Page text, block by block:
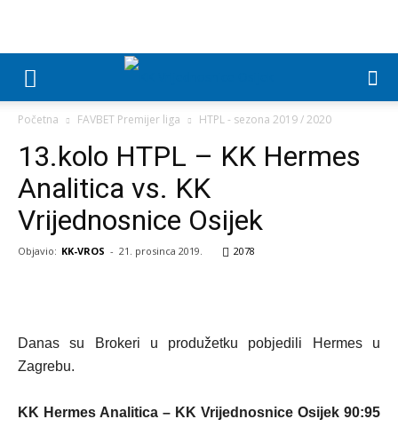
Početna FAVBET Premijer liga HTPL - sezona 2019 / 2020
13.kolo HTPL – KK Hermes
Analitica vs. KK
Vrijednosnice Osijek
Objavio: KK-VROS - 21. prosinca 2019. 2078
Danas su Brokeri u produžetku pobjedili Hermes u
Zagrebu.
KK Hermes Analitica – KK Vrijednosnice Osijek 90:95